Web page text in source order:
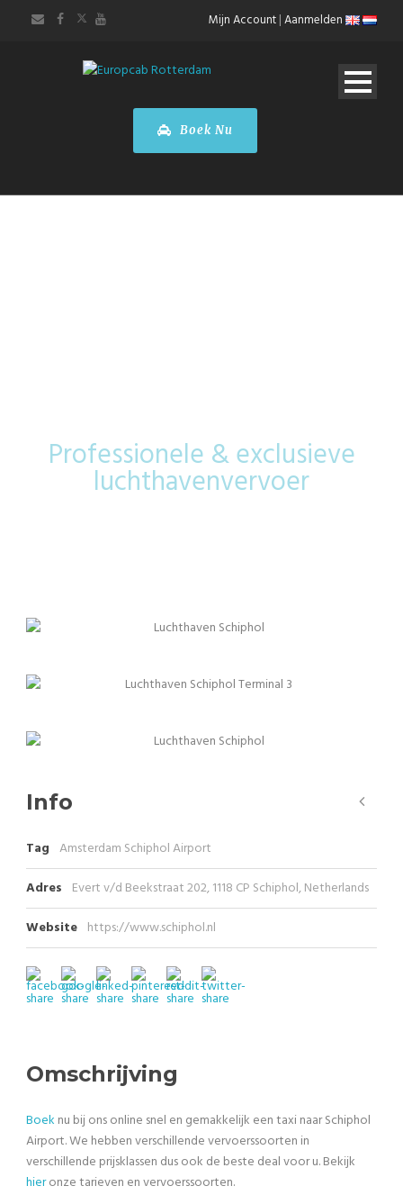
Mijn Account|Aanmelden
Boek Nu
Professionele & exclusieve
luchthavenvervoer
Info
Tag Amsterdam Schiphol Airport
Adres Evert v/d Beekstraat 202, 1118 CP Schiphol, Netherlands
Website https://www.schiphol.nl
Omschrijving
Boek nu bij ons online snel en gemakkelijk een taxi naar Schiphol
Airport. We hebben verschillende vervoerssoorten in
verschillende prijsklassen dus ook de beste deal voor u. Bekijk
hieronze tarieven en vervoerssoorten.